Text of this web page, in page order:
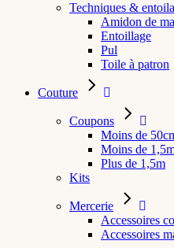
Techniques &
Amidon de
Entoillage
Pul
Toile à patron
Couture
Coupons
Moins de
Moins de
Plus de 1,5m
Kits
Mercerie
Accessoires
Accessoires